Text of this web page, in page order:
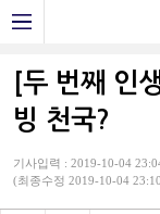
[두 번째 인
빙 천국?
기사입력 : 2019-10-04
(최종수정 2019-10-04